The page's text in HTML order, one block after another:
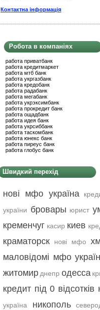
Контактна інформація
Робота в компаніях
работа приватбанк
работа кредитмаркет
работа мтб банк
работа укргазбанк
работа кредобанк
работа радабанк
работа мегабанк
работа укрэксимбанк
работа прокредит банк
работа ощадбанк
работа идея банк
работа укрсиббанк
работа таскомбанк
работа юнекс банк
работа пиреус банк
работа глобус банк
Швидкий перехід
нові мфо україна
україни бровары юрист
кременчуг касир киев
краматорск нові мфо
маловідомі мфо
житомир днепр одесса
кредит під 0 відсотків
україна никополь